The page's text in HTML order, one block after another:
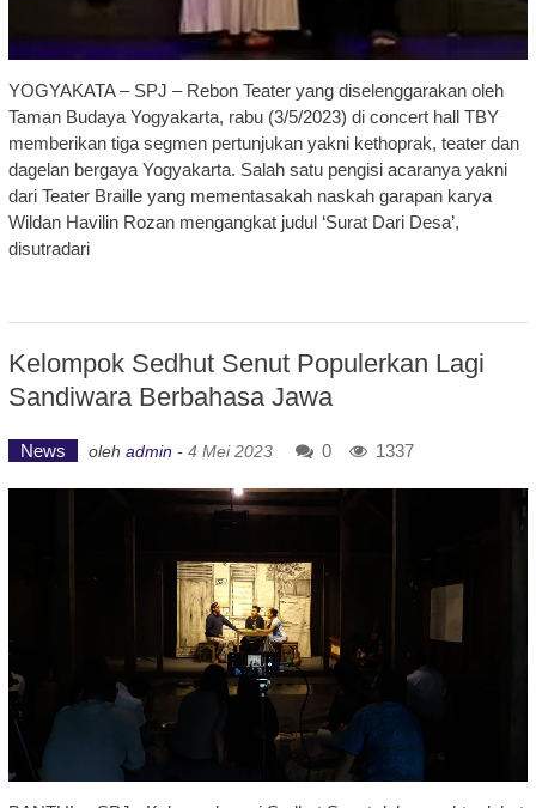
YOGYAKATA – SPJ – Rebon Teater yang diselenggarakan oleh
Taman Budaya Yogyakarta, rabu (3/5/2023) di concert hall TBY
memberikan tiga segmen pertunjukan yakni kethoprak, teater dan
dagelan bergaya Yogyakarta. Salah satu pengisi acaranya yakni
dari Teater Braille yang mementasakah naskah garapan karya
Wildan Havilin Rozan mengangkat judul ‘Surat Dari Desa’,
disutradari
Kelompok Sedhut Senut Populerkan Lagi
Sandiwara Berbahasa Jawa
News oleh admin - 4 Mei 2023 0 1337